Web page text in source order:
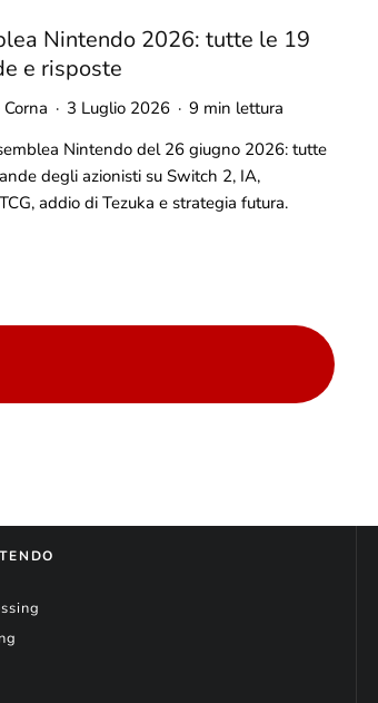
Nintendo 2026: tutte le 19
e risposte
· 3 Luglio 2026 · 9 min lettura
Nintendo del 26 giugno 2026: tutte
degli azionisti su Switch 2, IA,
addio di Tezuka e strategia futura.